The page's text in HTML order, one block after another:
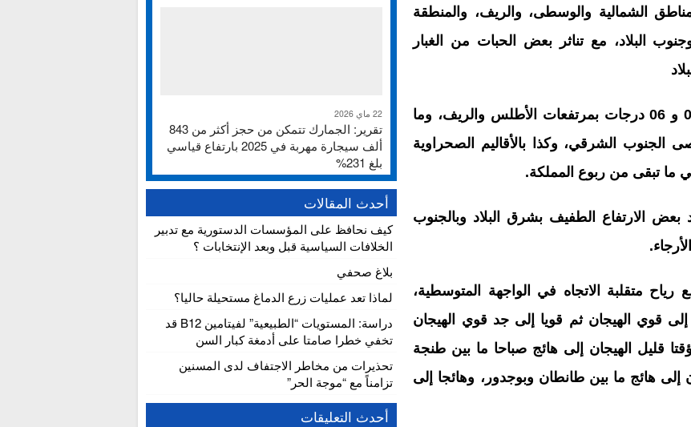
الشمالية والوسطى، والريف، والمنطقة
البلاد، مع تناثر بعض الحبات من الغبار
وستتراوح درجات الحرارة الدنيا ما بين 01 و 06 درجات بمرتفعات الأطلس والريف، وما
الجنوب الشرقي، وكذا بالأقاليم الصحراوية
بعض الارتفاع الطفيف بشرق البلاد وبالجنوب
متقلبة الاتجاه في الواجهة المتوسطية،
إلى قوي الهيجان ثم قويا إلى جد قوي الهيجان
قليل الهيجان إلى هائج صباحا ما بين طنجة
هائج ما بين طانطان وبوجدور، وهائجا إلى
22 ماي 2026
تقرير: الجمارك تتمكن من حجز أكثر من 843
ألف سيجارة مهربة في 2025 بارتفاع قياسي
بلغ 231%
أحدث المقالات
كيف نحافظ على المؤسسات الدستورية مع تدبير
الخلافات السياسية قبل وبعد الإنتخابات ؟
بلاغ صحفي
لماذا تعد عمليات زرع الدماغ مستحيلة حاليا؟
دراسة: المستويات “الطبيعية” لفيتامين B12 قد
تخفي خطرا صامتا على أدمغة كبار السن
تحذيرات من مخاطر الاجتفاف لدى المسنين
تزامناً مع “موجة الحر”
أحدث التعليقات